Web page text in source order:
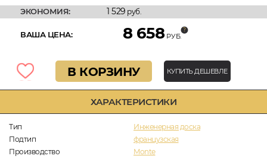
ХАРАКТЕРИСТИКИ
Тип
Инженерная доска
Подтип
французская
Производство
Monte
ЭКОНОМИЯ: 1 529 руб.
ВАША ЦЕНА: 8 658 РУБ.
В КОРЗИНУ КУПИТЬ ДЕШЕВЛЕ